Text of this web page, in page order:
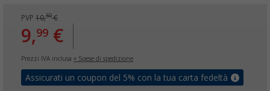
PVP 10,50€
9,99 €
Prezzi IVA inclusa + Spese di spedizione
Assicurati un coupon del 5% con la tua carta fedeltà